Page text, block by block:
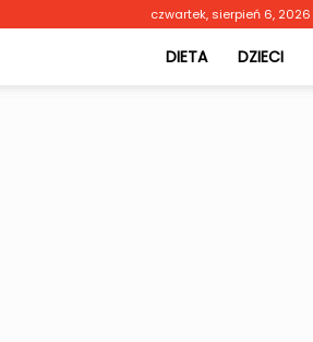
czwartek, sierpień 6, 2026
DIETA DZIECI